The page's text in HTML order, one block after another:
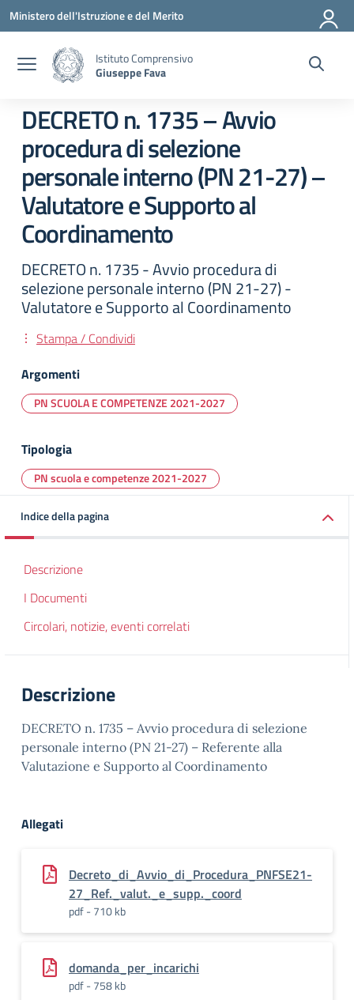
Vai ai contenuti
Vai al menu di navigazione
Vai al footer
Ministero dell'Istruzione e del Merito
Istituto Comprensivo
Giuseppe Fava
DECRETO n. 1735 – Avvio
procedura di selezione
personale interno (PN 21-27) –
Valutatore e Supporto al
Coordinamento
DECRETO n. 1735 - Avvio procedura di
selezione personale interno (PN 21-27) -
Valutatore e Supporto al Coordinamento
Stampa / Condividi
Argomenti
PN SCUOLA E COMPETENZE 2021-2027
Tipologia
PN scuola e competenze 2021-2027
Indice della pagina
Descrizione
I Documenti
Circolari, notizie, eventi correlati
Descrizione
DECRETO n. 1735 – Avvio procedura di selezione
personale interno (PN 21-27) – Referente alla
Valutazione e Supporto al Coordinamento
Allegati
Decreto_di_Avvio_di_Procedura_PNFSE21-
27_Ref._valut._e_supp._coord
pdf - 710 kb
domanda_per_incarichi
pdf - 758 kb